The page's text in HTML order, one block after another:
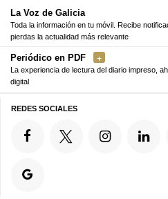
La Voz de Galicia
Toda la información en tu móvil. Recibe
pierdas la actualidad más relevante
Periódico en PDF
La experiencia de lectura del diario impreso,
digital
REDES SOCIALES